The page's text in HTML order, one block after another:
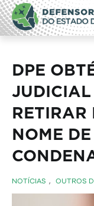
Pular
para
o
conteúdo
Defensoria
Amazonas
DPE
JUDICIAL
RETIRAR
NOME
NOTÍCIAS , OUTROS